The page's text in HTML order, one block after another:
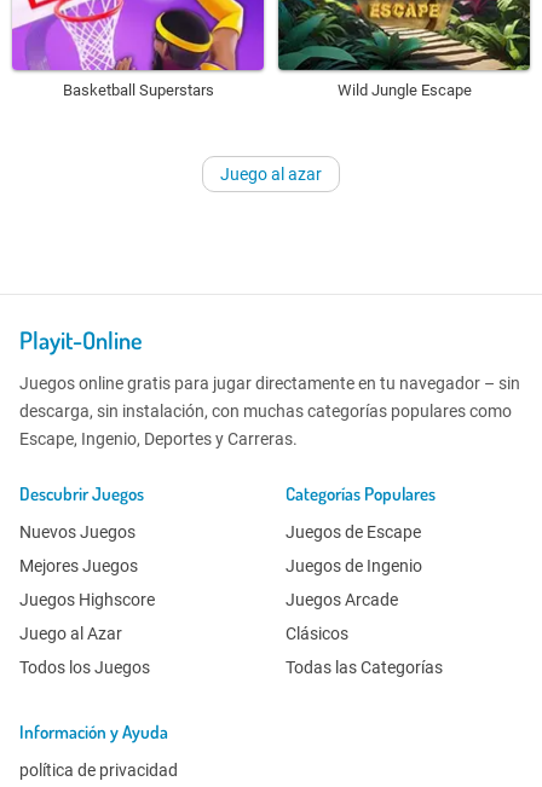
Basketball Superstars Wild Jungle Escape
Juego al azar
Playit-Online
Juegos online gratis para jugar directamente en tu navegador – sin
descarga, sin instalación, con muchas categorías populares como
Escape, Ingenio, Deportes y Carreras.
Descubrir Juegos
Nuevos Juegos
Mejores Juegos
Juegos Highscore
Juego al Azar
Todos los Juegos
Categorías Populares
Juegos de Escape
Juegos de Ingenio
Juegos Arcade
Clásicos
Todas las Categorías
Información y Ayuda
política de privacidad